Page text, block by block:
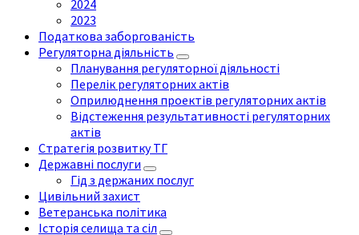
2024
2023
Податкова заборгованість
Регуляторна діяльність
Планування регуляторної діяльності
Перелік регуляторних актів
Оприлюднення проектів регуляторних актів
Відстеження результативності регуляторних
актів
Стратегія розвитку ТГ
Державні послуги
Гід з держаних послуг
Цивільний захист
Ветеранська політика
Історія селища та сіл